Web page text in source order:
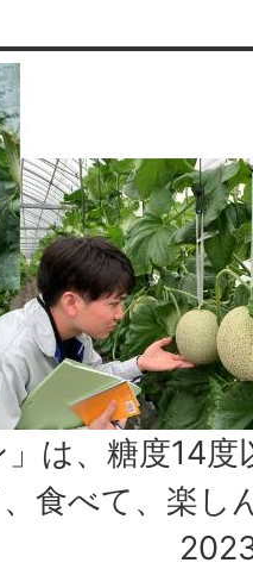
」は、糖度14
食べて、楽し